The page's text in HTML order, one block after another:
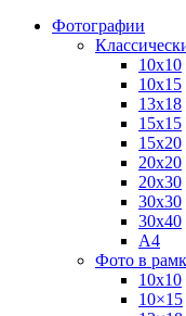
Фотографии
10х10
10х15
13х18
15х15
15х20
20х20
20х30
30х30
30х40
А4
Фото в
10х10
10×15